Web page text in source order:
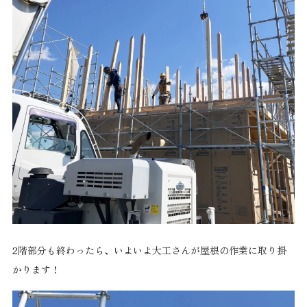
2階部分も終わったら、いよいよ大工さんが屋根の作業に取り掛
かります！